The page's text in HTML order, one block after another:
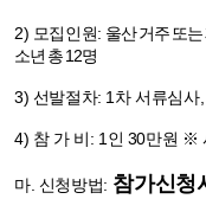
2) 모집인원: 울산 거주 또는
소년 총12명
3) 선발절차: 1 차 서류심사
4) 참 가 비: 1 인 30만원 ※
마. 신청방법: 참가신청